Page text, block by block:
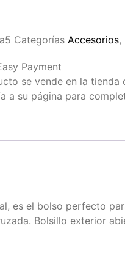
Categorías Accesorios,
Payment
se vende en la
a su página para
es el bolso perfecto
Bolsillo exterior